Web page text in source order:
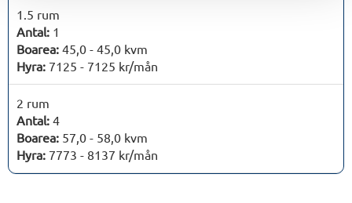
1.5 rum
Antal: 1
Boarea: 45,0 - 45,0 kvm
Hyra: 7125 - 7125 kr/mån
2 rum
Antal: 4
Boarea: 57,0 - 58,0 kvm
Hyra: 7773 - 8137 kr/mån